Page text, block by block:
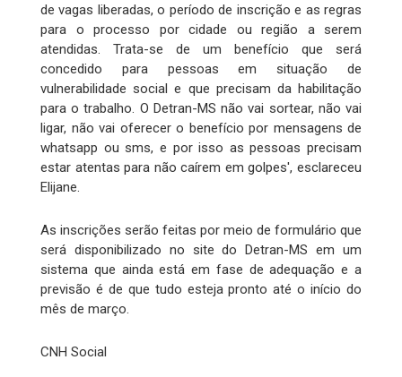
de vagas liberadas, o período de inscrição e as regras
para o processo por cidade ou região a serem
atendidas. Trata-se de um benefício que será
concedido para pessoas em situação de
vulnerabilidade social e que precisam da habilitação
para o trabalho. O Detran-MS não vai sortear, não vai
ligar, não vai oferecer o benefício por mensagens de
whatsapp ou sms, e por isso as pessoas precisam
estar atentas para não caírem em golpes', esclareceu
Elijane.
As inscrições serão feitas por meio de formulário que
será disponibilizado no site do Detran-MS em um
sistema que ainda está em fase de adequação e a
previsão é de que tudo esteja pronto até o início do
mês de março.
CNH Social